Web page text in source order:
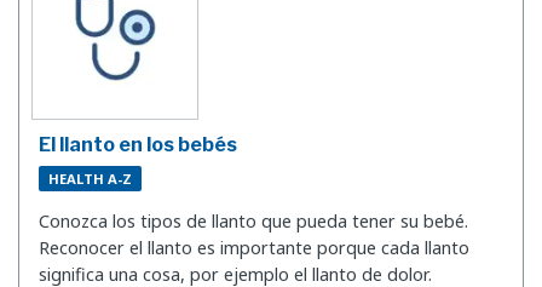
El llanto en los bebés
HEALTH A-Z
Conozca los tipos de llanto que pueda tener su bebé.
Reconocer el llanto es importante porque cada llanto
significa una cosa, por ejemplo el llanto de dolor.